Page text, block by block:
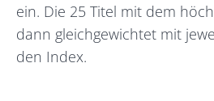
ein. Die 25 Titel mit dem
dann gleichgewichtet mit
den Index.